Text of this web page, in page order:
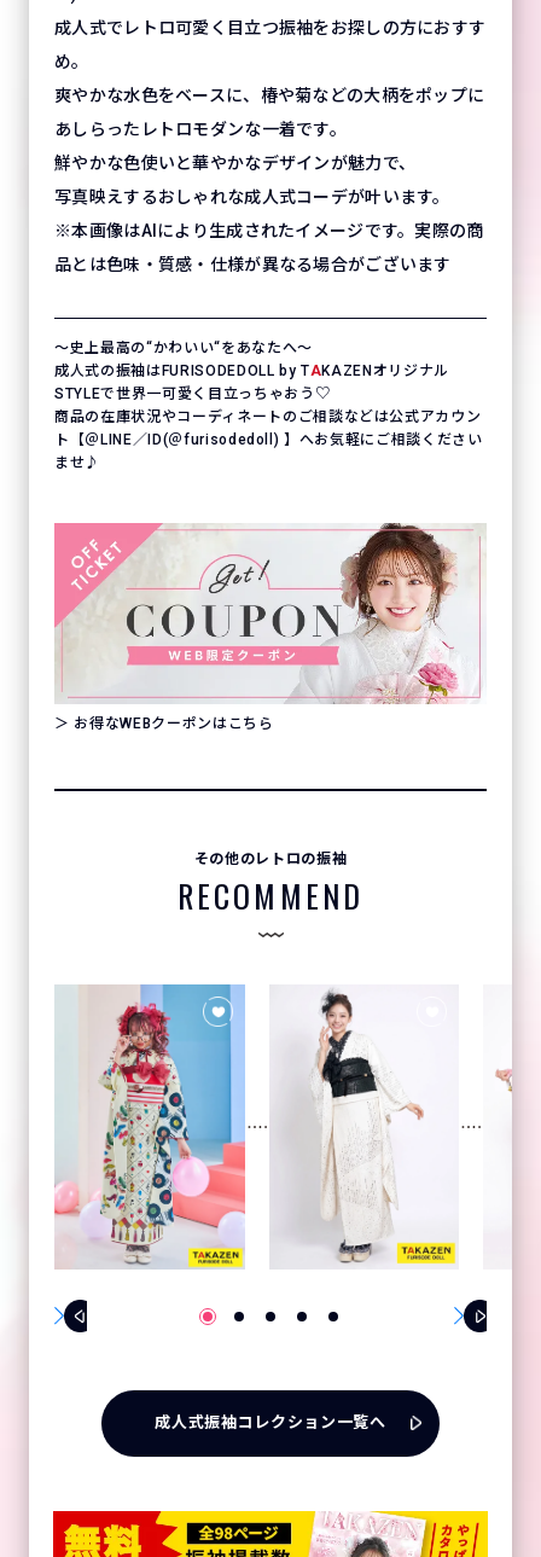
成人式でレトロ可愛く目立つ振袖をお探しの方におすす
め。
爽やかな水色をベースに、椿や菊などの大柄をポップに
あしらったレトロモダンな一着です。
鮮やかな色使いと華やかなデザインが魅力で、
写真映えするおしゃれな成人式コーデが叶います。
※本画像はAIにより生成されたイメージです。実際の商
品とは色味・質感・仕様が異なる場合がございます
〜史上最高の“かわいい“をあなたへ〜
成人式の振袖はFURISODEDOLL by TAKAZENオリジナル
STYLEで世界一可愛く目立っちゃおう♡
商品の在庫状況やコーディネートのご相談などは公式アカウン
ト【＠LINE／ID(＠furisodedoll) 】へお気軽にご相談ください
ませ♪
＞ お得なWEBクーポンはこちら
その他のレトロの振袖
RECOMMEND
成人式振袖コレクション一覧へ